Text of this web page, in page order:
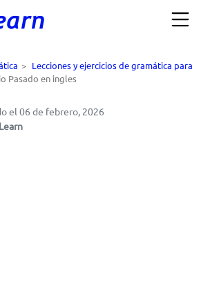
> Lecciones y ejercicios de gramática para
Pasado en ingles
el 06 de febrero, 2026